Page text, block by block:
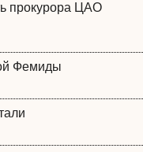
прокурора ЦАО
Фемиды